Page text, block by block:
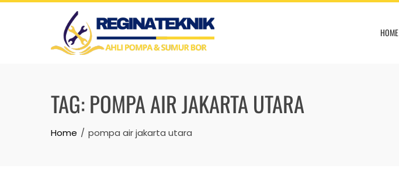
Skip
HOME
TAG:POMPA AIR JAKARTA UTARA
Home pompa air jakarta utara